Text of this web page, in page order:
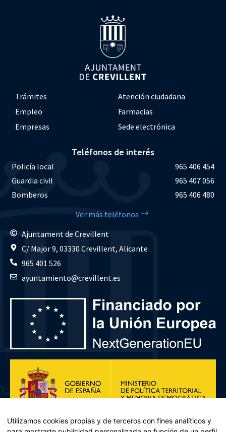
Trámites
Atención ciudadana
Empleo
Farmacias
Empresas
Sede electrónica
Teléfonos de interés
Policía local
965 406 454
Guardia civil
965 407 056
Bomberos
965 406 480
Ver más teléfonos
Ajuntament de Crevillent
C/ Major 9, 03330 Crevillent, Alicante
965 401 526
ayuntamiento@crevillent.es
Utilizamos cookies propias y de terceros con fines analíticos y